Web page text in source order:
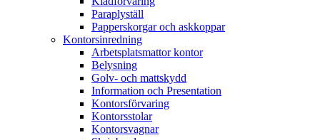
Paraplyställ
Papperskorgar och askkoppar
Kontorsinredning
Arbetsplatsmattor kontor
Belysning
Golv- och mattskydd
Information och Presentation
Kontorsförvaring
Kontorsstolar
Kontorsvagnar